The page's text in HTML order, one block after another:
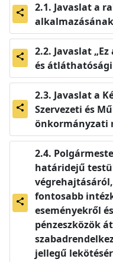
share
Javaslat a
share
Javaslat
és
share
Javaslat a
Szervezeti és
önkormányzati
share
határidejű
fontosabb
eseményekről
pénzeszközök
jellegű